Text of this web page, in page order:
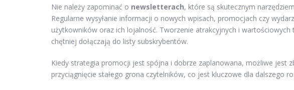
Nie należy zapominać o newsletterach, które są skutecznym
Regularne wysyłanie informacji o nowych wpisach, promocjach czy
użytkowników oraz ich lojalność. Tworzenie atrakcyjnych i
chętniej dołączają do listy subskrybentów.
Kiedy strategia promocji jest spójna i dobrze zaplanowana, możliwe jest
przyciągnięcie stałego grona czytelników, co jest kluczowe dla dalszego